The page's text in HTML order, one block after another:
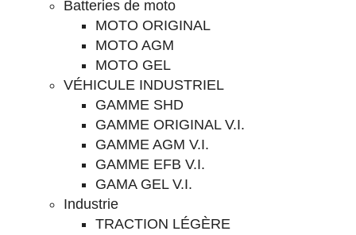
Batteries de moto
MOTO ORIGINAL
MOTO AGM
MOTO GEL
VÉHICULE INDUSTRIEL
GAMME SHD
GAMME ORIGINAL V.I.
GAMME AGM V.I.
GAMME EFB V.I.
GAMA GEL V.I.
Industrie
TRACTION LÉGÈRE